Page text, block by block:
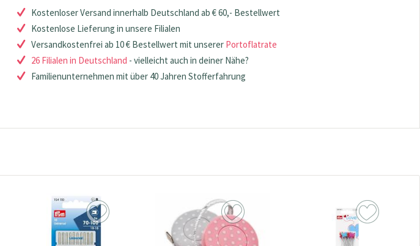
Kostenloser Versand innerhalb Deutschland ab € 60,- Bestellwert
Kostenlose Lieferung in unsere Filialen
Versandkostenfrei ab 10 € Bestellwert mit unserer Portoflatrate
26 Filialen in Deutschland - vielleicht auch in deiner Nähe?
Familienunternehmen mit über 40 Jahren Stofferfahrung